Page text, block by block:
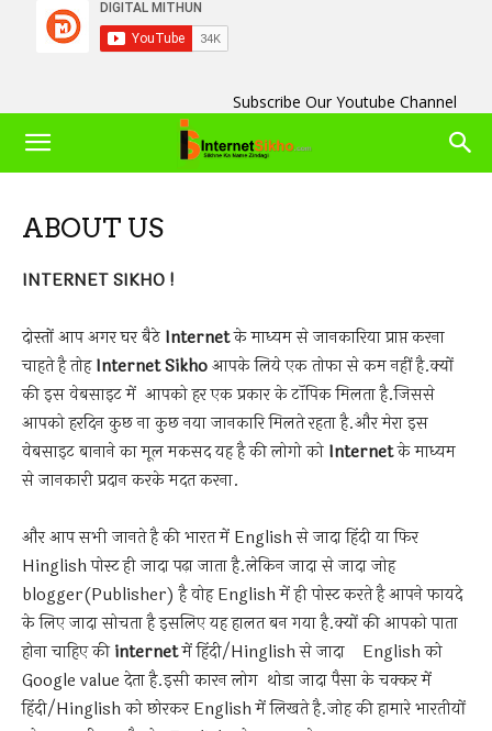
Subscribe Our Youtube Channel
ABOUT US
INTERNET SIKHO !
दोस्तों आप अगर घर बैठे Internetके माध्यम से जानकारिया प्राप्त करना
चाहते है तोहInternet Sikhoआपके लिये एक तोफा से कम नहीं है.क्यों
की इस वेबसाइट में आपको हर एक प्रकार के टॉपिक मिलता है.जिससे
आपको हरदिन कुछ ना कुछ नया जानकारि मिलते रहता है.और मेरा इस
वेबसाइट बानाने का मूल मकसद यह है की लोगो को Internetके माध्यम
से जानकारी प्रदान करके मदत करना.
और आप सभी जानते है की भारत में English से जादा हिंदी या फिर
Hinglish पोस्ट ही जादा पढ़ा जाता है.लेकिन जादा से जादा जोह
blogger(Publisher) है वोह English में ही पोस्ट करते है आपने फायदे
के लिए जादा सोचता है इसलिए यह हालत बन गया है.क्यों की आपको पाता
होना चाहिए कीinternetमें हिंदी/Hinglish से जादा English को
Google value देता है.इसी कारन लोग थोडा जादा पैसा के चक्कर में
हिंदी/Hinglish को छोरकर English में लिखते है.जोह की हामारे भारतीयों